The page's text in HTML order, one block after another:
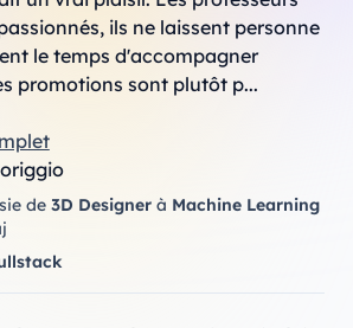
de 3D Designer à Machine Learning
ils ne laissent personne
le temps d'accompagner
promotions sont plutôt p...